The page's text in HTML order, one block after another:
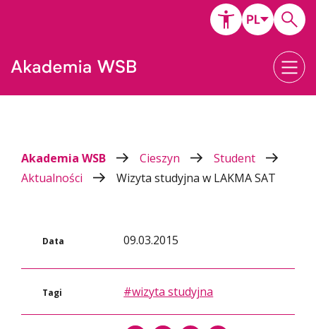
Akademia WSB Cieszyn
Student
Aktualności
Wizyta studyjna w LAKMA SAT
Data 09.03.2015
Tagi #wizyta studyjna